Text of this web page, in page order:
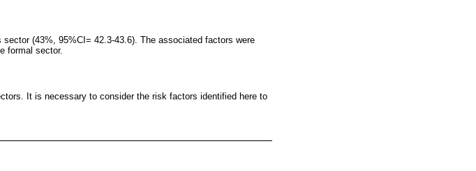
(43%, 95%CI= 42.3-43.6). The associated factors were
formal sector.
It is necessary to consider the risk factors identified here to